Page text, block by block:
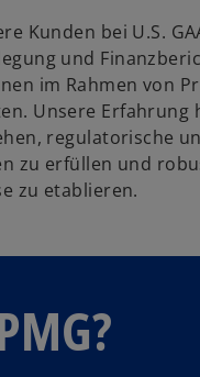
Kunden bei U.S.
und
im Rahmen von
Unsere Erfahrung
regulatorische
zu erfüllen und
zu etablieren.